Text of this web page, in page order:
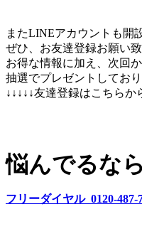
またLINEアカウントも開
ぜひ、お友達登録お願い致
お得な情報に加え、次回
抽選でプレゼントしており
↓↓↓↓↓友達登録はこちらか
悩んでるな
フリーダイヤル 0120-487-